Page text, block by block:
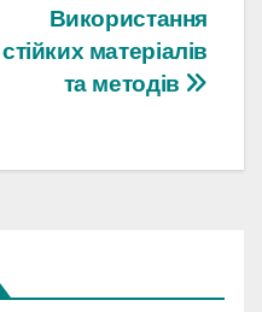
Використання
стійких матеріалів
та методів